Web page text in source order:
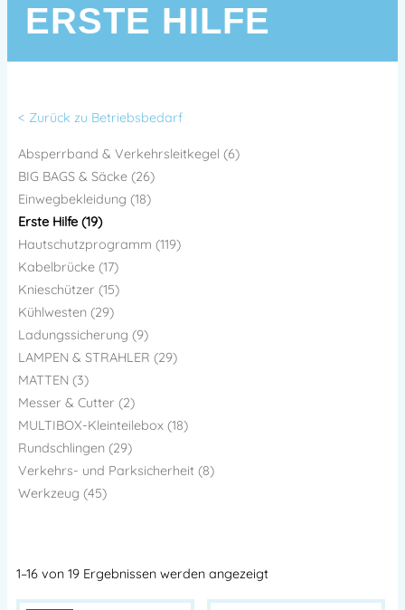
ERSTE HILFE
< Zurück zu Betriebsbedarf
Absperrband & Verkehrsleitkegel (6)
BIG BAGS & Säcke (26)
Einwegbekleidung (18)
Erste Hilfe (19)
Hautschutzprogramm (119)
Kabelbrücke (17)
Knieschützer (15)
Kühlwesten (29)
Ladungssicherung (9)
LAMPEN & STRAHLER (29)
MATTEN (3)
Messer & Cutter (2)
MULTIBOX-Kleinteilebox (18)
Rundschlingen (29)
Verkehrs- und Parksicherheit (8)
Werkzeug (45)
1–16 von 19 Ergebnissen werden angezeigt